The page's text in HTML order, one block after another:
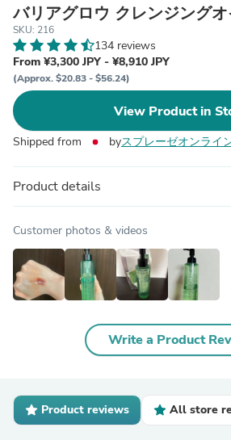
バリアグロウ クレンジング
SKU: 216
134 reviews
From ¥3,300 JPY - ¥8,910 JPY
(Approx. $20.83 - $56.24)
View Product in
Shipped from byスプレーゼオンライ
Product details
Customer photos & videos
Write a Product
Product reviews All store